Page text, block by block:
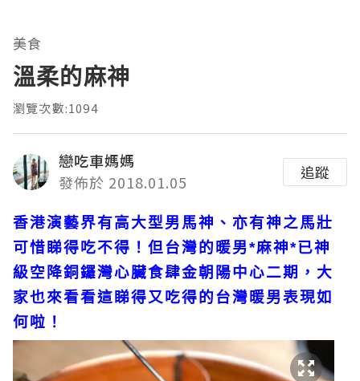
美食
溫柔的麻神
瀏覽次數:1094
戀吃車媽媽
發佈於 2018.01.05
追蹤
香港演藝界有高大型男馬神、亦有神之馬壯
可惜睇得吃不得！但台灣的暖男*麻神*已神
級空降銅鑼灣心臟食肆金朝陽中心二期，大
家也來看看這睇得又吃得的台灣暖男表現如
何啦！